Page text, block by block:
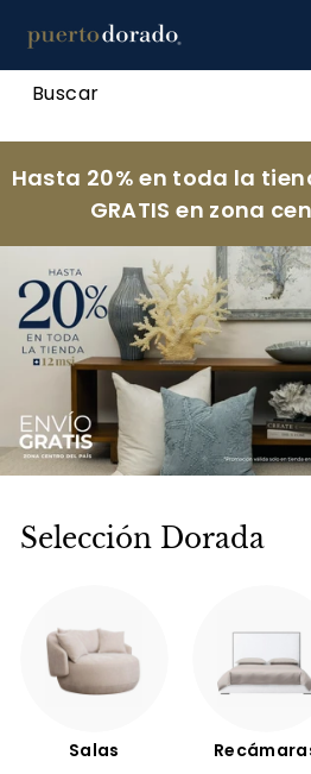
directamente
contenido
p
u
e
r
t
r
a
d
Hasta 20% en toda la
GRATIS en zona
Selección Dorada
Salas